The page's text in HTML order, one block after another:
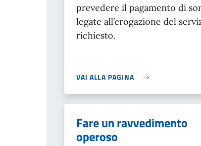
prevedere il pagamento di
legate all’erogazione del
richiesto.
VAI ALLA PAGINA
Fare un ravvedimento
operoso